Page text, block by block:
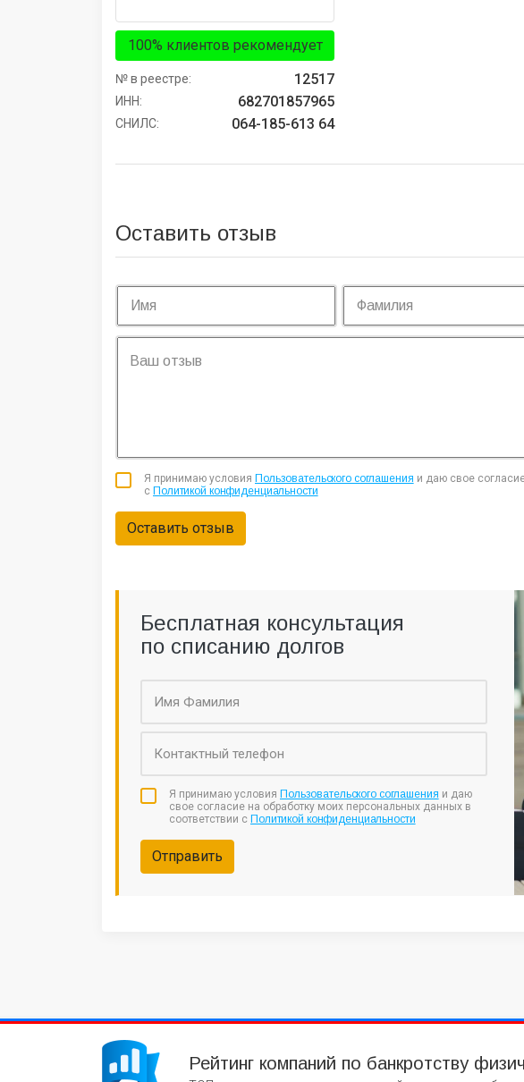
100% клиентов рекомендует
№ в реестре: 12517
ИНН: 682701857965
СНИЛС: 064-185-613 64
Оставить отзыв
Я принимаю условия Пользовательского соглашения и даю свое
с Политикой конфиденциальности
Оставить отзыв
Бесплатная консультация
по списанию долгов
Я принимаю условия Пользовательского соглашения и даю
свое согласие на обработку моих персональных данных в
соответствии с Политикой конфиденциальности
Отправить
Рейтинг компаний по банкротству